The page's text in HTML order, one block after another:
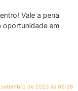
Vale a pena
oportunidade em
setembro de 2023 às 09:36